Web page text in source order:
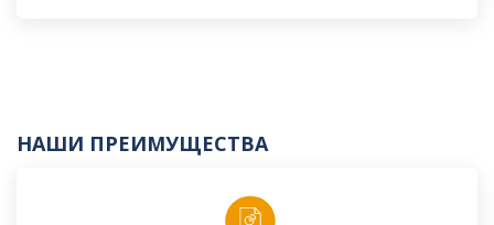
НАШИ ПРЕИМУЩЕСТВА